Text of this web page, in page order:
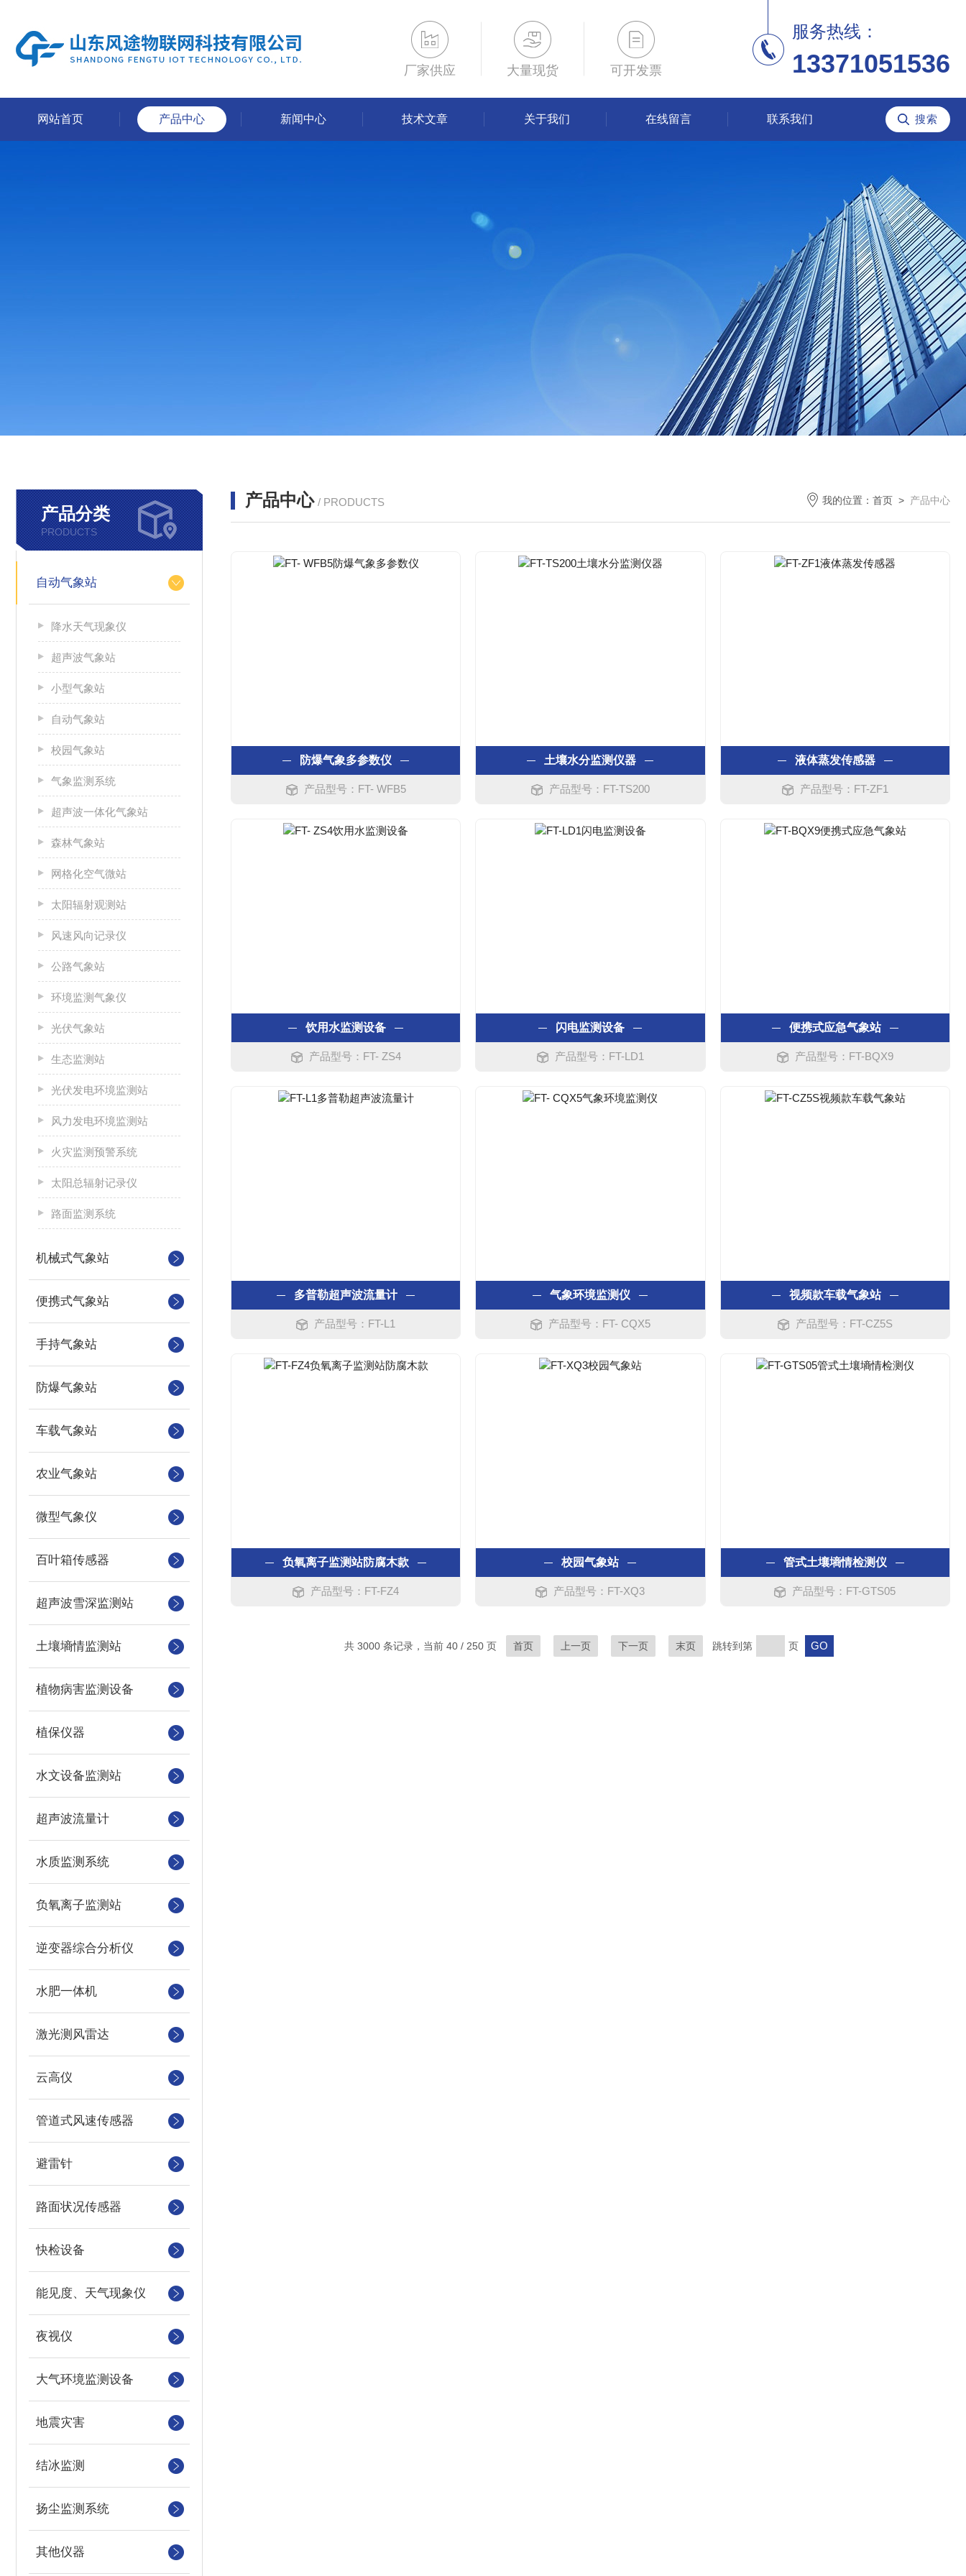
厂家供应 大量现货 可开发票
服务热线：
13371051536
网站首页 产品中心 新闻中心 技术文章 关于我们 在线留言 联系我们
产品分类
PRODUCTS
自动气象站
降水天气现象仪
超声波气象站
小型气象站
自动气象站
校园气象站
气象监测系统
超声波一体化气象站
森林气象站
网格化空气微站
太阳辐射观测站
风速风向记录仪
公路气象站
环境监测气象仪
光伏气象站
生态监测站
光伏发电环境监测站
风力发电环境监测站
火灾监测预警系统
太阳总辐射记录仪
路面监测系统
机械式气象站
便携式气象站
手持气象站
防爆气象站
车载气象站
农业气象站
微型气象仪
百叶箱传感器
超声波雪深监测站
土壤墒情监测站
植物病害监测设备
植保仪器
水文设备监测站
超声波流量计
水质监测系统
负氧离子监测站
逆变器综合分析仪
水肥一体机
激光测风雷达
云高仪
管道式风速传感器
避雷针
路面状况传感器
快检设备
能见度、天气现象仪
夜视仪
大气环境监测设备
地震灾害
结冰监测
扬尘监测系统
其他仪器
产品中心 / PRODUCTS 我的位置： 首页 > 产品中心
防爆气象多参数仪
产品型号：FT- WFB5
土壤水分监测仪器
产品型号：FT-TS200
液体蒸发传感器
产品型号：FT-ZF1
饮用水监测设备
产品型号：FT- ZS4
闪电监测设备
产品型号：FT-LD1
便携式应急气象站
产品型号：FT-BQX9
多普勒超声波流量计
产品型号：FT-L1
气象环境监测仪
产品型号：FT- CQX5
视频款车载气象站
产品型号：FT-CZ5S
负氧离子监测站防腐木款
产品型号：FT-FZ4
校园气象站
产品型号：FT-XQ3
管式土壤墒情检测仪
产品型号：FT-GTS05
共 3000 条记录，当前 40 / 250 页 首页 上一页 下一页 末页 跳转到第 页